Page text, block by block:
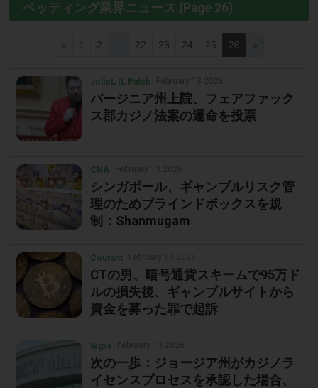
ベッティング業界ニュース (Page 26)
« 1 2 22 23 24 25 26 »
Joliet, IL Patch
バージニア州上院、フェアファック
ス郡カジノ法案の運命を投票
CNA
シンガポール、ギャンブルリスク管
理のためブラインドボックスを規
制：Shanmugam
Courant
CTの男、暗号通貨スキームで95万ド
ルの損失後、ギャンブルサイトから
資金を募った罪で起訴
Wgxa
次の一歩：ジョージア州がカジノラ
イセンスプロセスを承認した場合、